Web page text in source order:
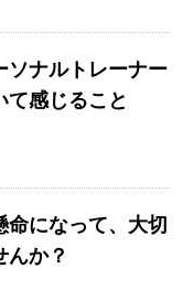
ソナルトレーナー
て感じること
命になって、大切
んか？